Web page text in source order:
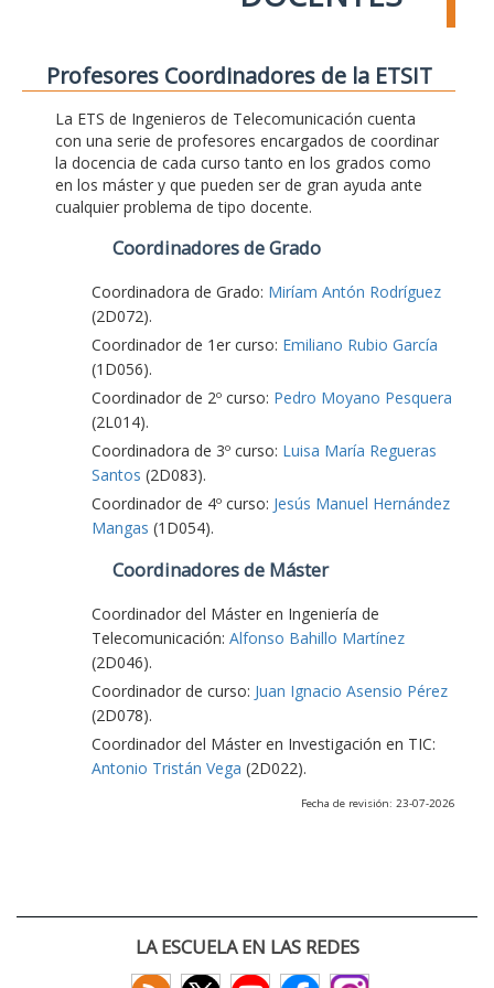
Profesores Coordinadores de la ETSIT
La ETS de Ingenieros de Telecomunicación cuenta
con una serie de profesores encargados de coordinar
la docencia de cada curso tanto en los grados como
en los máster y que pueden ser de gran ayuda ante
cualquier problema de tipo docente.
Coordinadores de Grado
Coordinadora de Grado: Miríam Antón Rodríguez
(2D072).
Coordinador de 1er curso: Emiliano Rubio García
(1D056).
Coordinador de 2º curso: Pedro Moyano Pesquera
(2L014).
Coordinadora de 3º curso: Luisa María Regueras
Santos (2D083).
Coordinador de 4º curso: Jesús Manuel Hernández
Mangas (1D054).
Coordinadores de Máster
Coordinador del Máster en Ingeniería de
Telecomunicación: Alfonso Bahillo Martínez
(2D046).
Coordinador de curso: Juan Ignacio Asensio Pérez
(2D078).
Coordinador del Máster en Investigación en TIC:
Antonio Tristán Vega (2D022).
Fecha de revisión: 23-07-2026
LA ESCUELA EN LAS REDES